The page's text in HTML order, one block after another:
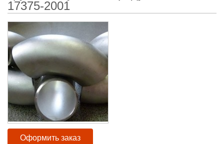
17375-2001
Оформить заказ